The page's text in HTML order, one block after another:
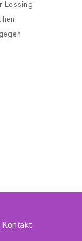
Lessing
Kontakt